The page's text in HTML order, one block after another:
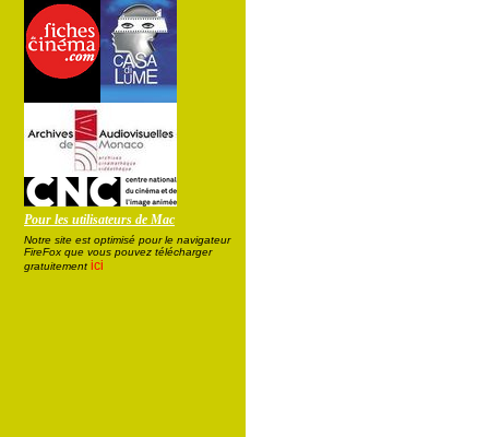
Pour les utilisateurs de Mac
Notre site est optimisé pour le navigateur
FireFox que vous pouvez télécharger
gratuitement ici